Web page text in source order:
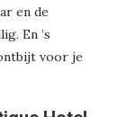
en de
En ’s
voor je